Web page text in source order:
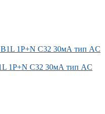
1P+N C32 30мА тип AC